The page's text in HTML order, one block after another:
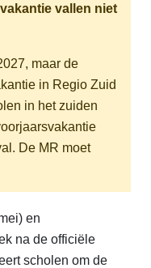
vallen niet
maar de
in Regio Zuid
in het zuiden
De MR moet
en
na de officiële
scholen om de